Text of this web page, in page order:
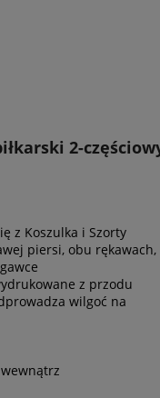
2-
z Koszulka i Szorty
piersi, obu rękawach,
z przodu
wilgoć na